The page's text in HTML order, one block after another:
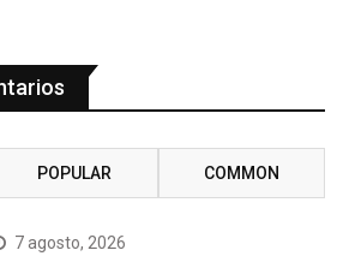
POPULAR COMMON
7 agosto, 2026